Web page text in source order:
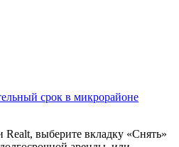
срок в микрорайоне
выберите вкладку «Снять»